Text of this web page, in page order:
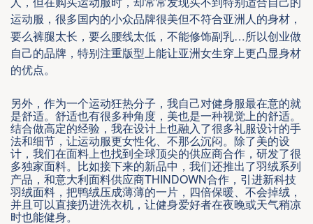
人，但在购买运动服时，却常常发现买不到特别适合自己的
运动服，很多国内的小众品牌很美但不符合亚洲人的身材，
要么裤腿太长，要么腰线太低，不能修饰副乳…所以创业做
自己的品牌，特别注重版型上能让亚洲女生穿上更凸显身材
的优点。
另外，作为一个运动狂热分子，我自己对健身服最在意的就
是舒适。舒适也有很多种角度，美也是一种视觉上的舒适。
结合做高定的经验，我在设计上也融入了很多礼服设计的手
法和细节，让运动服更女性化、不那么沉闷。除了美的设
计，我们在面料上也找到全球顶尖的供应商合作，研发了很
多独家面料。比如接下来的新品中，我们还推出了羽绒系列
产品，和意大利面料供应商THINDOWN合作，引进新科技
羽绒面料，把鸭绒压成薄薄的一片，四倍保暖、不会掉绒，
并且可以直接扔进洗衣机，让健身爱好者在夜晚或天气稍凉
时也能健身。